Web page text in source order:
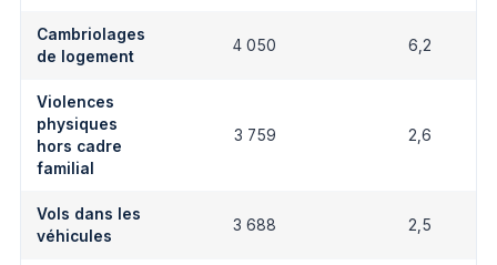
Cambriolages
de logement
4 050 6,2
Violences
physiques
hors cadre
familial
3 759 2,6
Vols dans les
véhicules
3 688 2,5